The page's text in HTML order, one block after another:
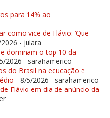
para 14% ao
como vice de Flávio: ‘Que
- julara
dominam o top 10 da
2026 - sarahamerico
do Brasil na educação e
- 8/5/2026 - sarahamerico
Flávio em dia de anúncio da